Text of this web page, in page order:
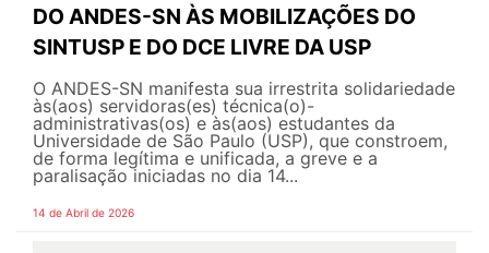
DO ANDES-SN ÀS MOBILIZAÇÕES DO
SINTUSP E DO DCE LIVRE DA USP
O ANDES-SN manifesta sua irrestrita solidariedade
às(aos) servidoras(es) técnica(o)-
administrativas(os) e às(aos) estudantes da
Universidade de São Paulo (USP), que constroem,
de forma legítima e unificada, a greve e a
paralisação iniciadas no dia 14...
14 de Abril de 2026